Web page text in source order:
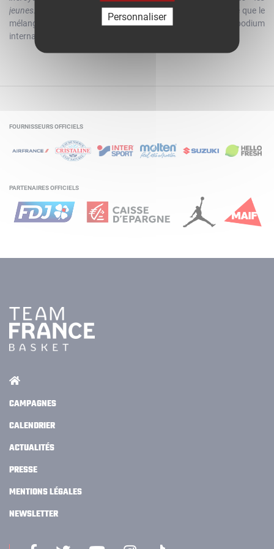
jeunes."
Mais avant d'assurer seul la relève, Coulibaly espère que le
mélange des générations débouchera sur son premier podium
international.
FOURNISSEURS OFFICIELS
PARTENAIRES OFFICIELS
CAMPAGNES
CALENDRIER
ACTUALITÉS
PRESSE
MENTIONS LÉGALES
NEWSLETTER
Personnaliser